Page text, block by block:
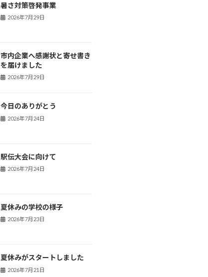
暑さ対策啓発事業
2026年7月29日
市内企業へ感謝状と寄せ書き
を届けました
2026年7月29日
今日のありがとう
2026年7月24日
駅伝大会に向けて
2026年7月24日
夏休みの学校の様子
2026年7月23日
夏休みがスタートしました
2026年7月21日